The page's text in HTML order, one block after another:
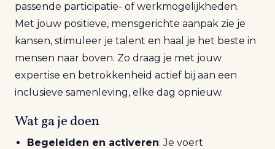
passende participatie- of werkmogelijkheden.
Met jouw positieve, mensgerichte aanpak zie je
kansen, stimuleer je talent en haal je het beste in
mensen naar boven. Zo draag je met jouw
expertise en betrokkenheid actief bij aan een
inclusieve samenleving, elke dag opnieuw.
Wat ga je doen
Begeleiden en activeren: Je voert